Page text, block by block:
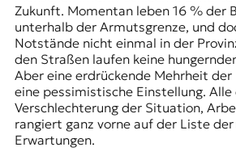
Zukunft. Momentan leben 16 % der
unterhalb der Armutsgrenze, und
Notstände nicht einmal in der
den Straßen laufen keine
Aber eine erdrückende Mehrheit der
eine pessimistische Einstellung.
Verschlechterung der Situation,
rangiert ganz vorne auf der Liste
Erwartungen.